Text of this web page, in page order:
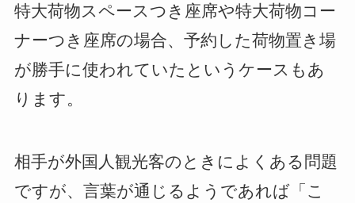
特大荷物スペースつき座席や特大荷物コー
ナーつき座席の場合、予約した荷物置き場
が勝手に使われていたというケースもあ
ります。
相手が外国人観光客のときによくある問題
ですが、言葉が通じるようであれば「こ